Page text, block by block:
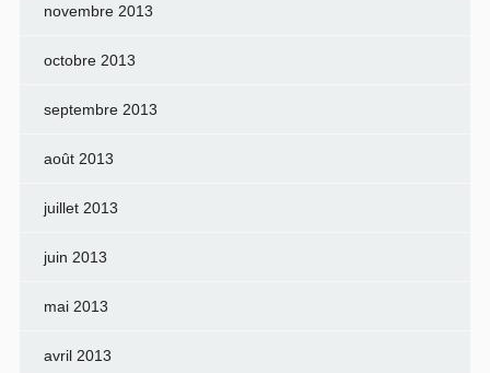
novembre 2013
octobre 2013
septembre 2013
août 2013
juillet 2013
juin 2013
mai 2013
avril 2013